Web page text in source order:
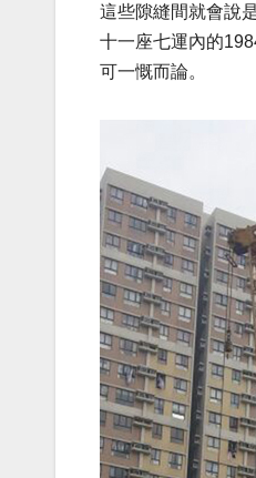
這些隙縫間就會說
十一座七運內的
可一慨而論。